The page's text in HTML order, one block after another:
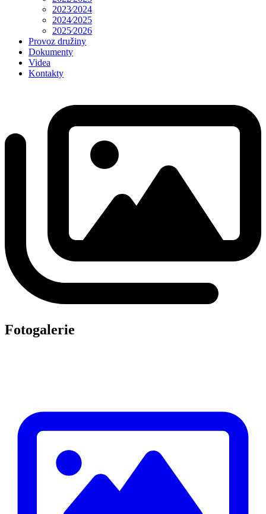
2023⁄2024
2024⁄2025
2025⁄2026
Provoz družiny
Dokumenty
Videa
Kontakty
Fotogalerie